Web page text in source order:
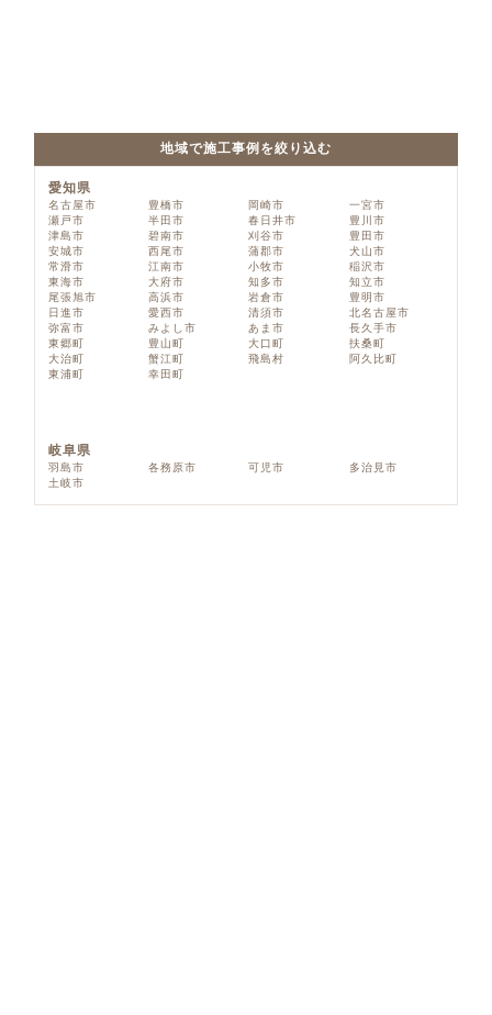
地域で施工事例を絞り込む
愛知県
名古屋市 豊橋市 岡崎市
一宮市
瀬戸市
半田市 春日井市
豊川市
津島市
碧南市 刈谷市
豊田市
安城市
西尾市 蒲郡市
犬山市
常滑市
江南市 小牧市
稲沢市
東海市
大府市 知多市
知立市
尾張旭市
高浜市 岩倉市
豊明市
日進市
愛西市 清須市
北名古屋市
弥富市
みよし市 あま市
長久手市
東郷町
豊山町 大口町
扶桑町
大治町
蟹江町 飛島村
阿久比町
東浦町
幸田町
岐阜県
羽島市 各務原市 可児市
多治見市
土岐市